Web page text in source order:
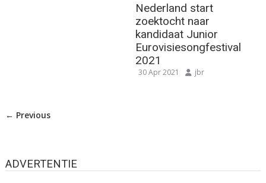
Nederland start
zoektocht naar
kandidaat Junior
Eurovisiesongfestival
2021
30 Apr 2021 jbr
← Previous
ADVERTENTIE